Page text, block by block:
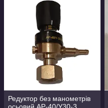
Редуктор без манометрів